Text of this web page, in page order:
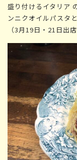
盛り付けるイタリア
ンニクオイルパスタ
（3月19日・21日出店